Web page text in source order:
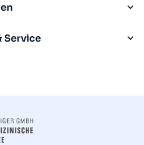
Service